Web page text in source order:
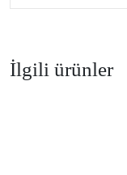
İlgili ürünler